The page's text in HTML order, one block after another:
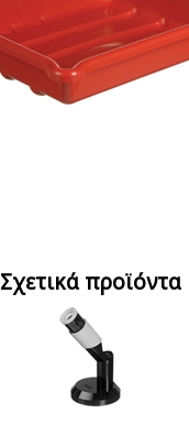
Σχετικά προϊόντα